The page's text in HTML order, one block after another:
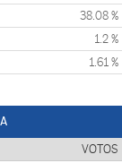
38.08 %
1.2 %
1.61 %
VOTOS